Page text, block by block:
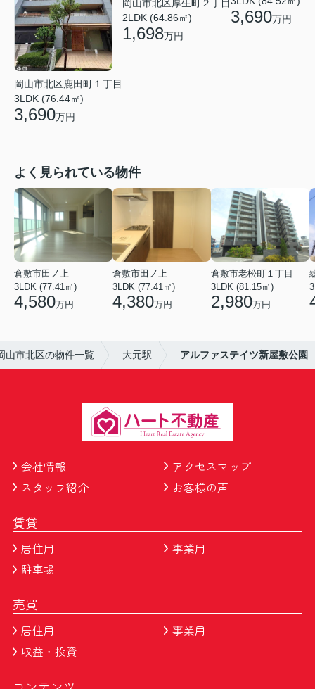
岡山市北区鹿田町１丁目
3LDK (76.44㎡)
3,690万円
岡山市北区厚生町２丁目
2LDK (64.86㎡)
1,698万円
3,690万円
よく見られている物件
倉敷市田ノ上
3LDK (77.41㎡)
4,580万円
倉敷市田ノ上
3LDK (77.41㎡)
4,380万円
倉敷市老松町１丁目
3LDK (81.15㎡)
2,980万円
山市北区の物件一覧 大元駅 アルファステイツ新屋敷公園
会社情報
アクセスマップ
スタッフ紹介
お客様の声
賃貸
居住用
事業用
駐車場
売買
居住用
事業用
収益・投資